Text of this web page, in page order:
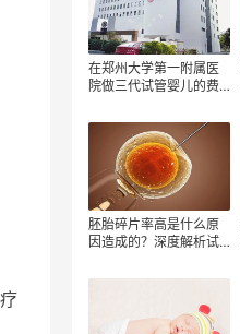
在郑州大学第一附属医
院做三代试管婴儿的费
胚胎碎片率高是什么原
因造成的？深度解析试
挑战